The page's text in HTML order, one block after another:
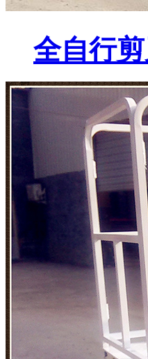
全自行